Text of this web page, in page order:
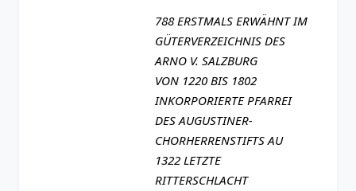
788 ERSTMALS ERWÄHNT IM
GÜTERVERZEICHNIS DES
ARNO V. SALZBURG
VON 1220 BIS 1802
INKORPORIERTE PFARREI
DES AUGUSTINER-
CHORHERRENSTIFTS AU
1322 LETZTE
RITTERSCHLACHT